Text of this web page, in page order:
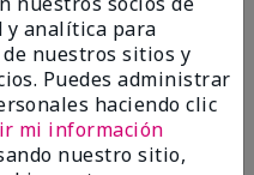
y analítica para
nuestros sitios y
Puedes administrar
haciendo clic
mi información
nuestro sitio,